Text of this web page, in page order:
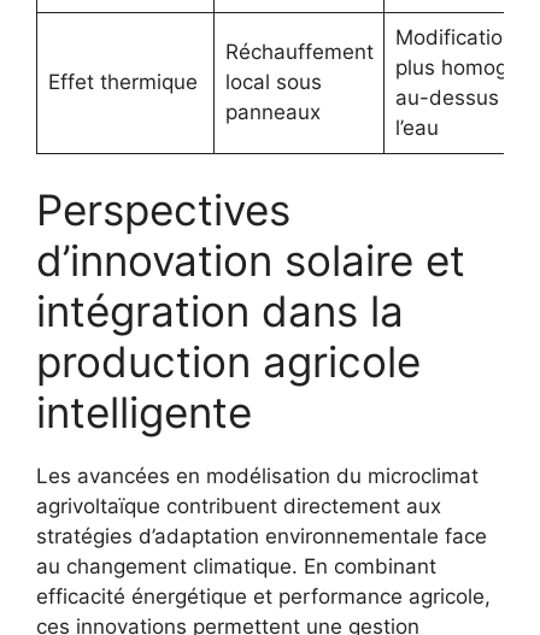
Effet thermique
Réchauffement
local sous
panneaux
Modification
plus
au-dessus de
l’eau
Perspectives
d’innovation solaire et
intégration dans la
production agricole
intelligente
Les avancées en modélisation du microclimat
agrivoltaïque contribuent directement aux
stratégies d’adaptation environnementale face
au changement climatique. En combinant
efficacité énergétique et performance agricole,
ces innovations permettent une gestion